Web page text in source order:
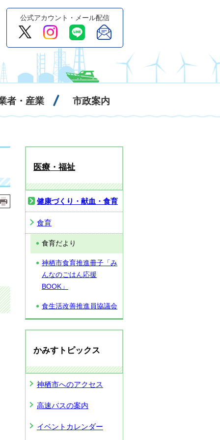
公式アカウント・メール配信
者・産業 市政案内
医療・福祉
健康づくり・献血・食育
食育
食育だより
神栖市食育推進冊子「み
んなのごはん応援
BOOK」
食生活改善推進員協議会
かみすトピックス
神栖市へのアクセス
高速バスの案内
イベントカレンダー